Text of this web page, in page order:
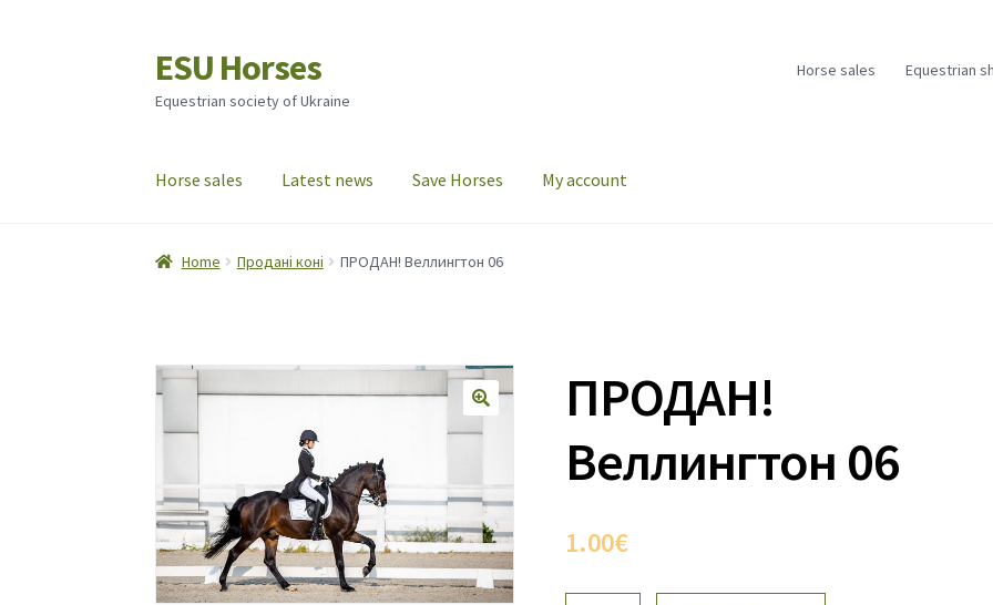
Skip
to
navigation
Skip
to
content
ESU Horses
Equestrian society of Ukraine
Horse sales Equestrian
Horse sales Latest news Save Horses My account
Home Продані коні ПРОДАН! Веллингтон 06
ПРОДАН!
Веллингтон 06
1.00€